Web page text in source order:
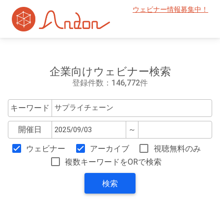
ウェビナー情報募集中！
企業向けウェビナー検索
登録件数：146,772件
キーワード
開催日 ～
ウェビナー アーカイブ
視聴無料のみ
複数キーワードをORで検索
検索